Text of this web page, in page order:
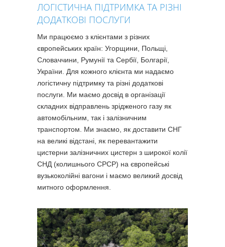
ЛОГІСТИЧНА ПІДТРИМКА ТА РІЗНІ
ДОДАТКОВІ ПОСЛУГИ
Ми працюємо з клієнтами з різних
європейських країн: Угорщини, Польщі,
Словаччини, Румунії та Сербії, Болгарії,
України. Для кожного клієнта ми надаємо
логістичну підтримку та різні додаткові
послуги. Ми маємо досвід в організації
складних відправлень зрідженого газу як
автомобільним, так і залізничним
транспортом. Ми знаємо, як доставити СНГ
на великі відстані, як перевантажити
цистерни залізничних цистерн з широкої колії
СНД (колишнього СРСР) на європейські
вузькоколійні вагони і маємо великий досвід
митного оформлення.